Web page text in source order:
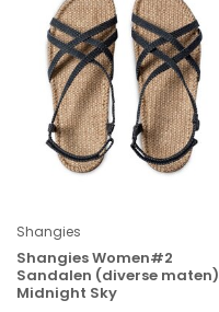
Shangies
Shangies Women#2
Sandalen (diverse maten)
Midnight Sky